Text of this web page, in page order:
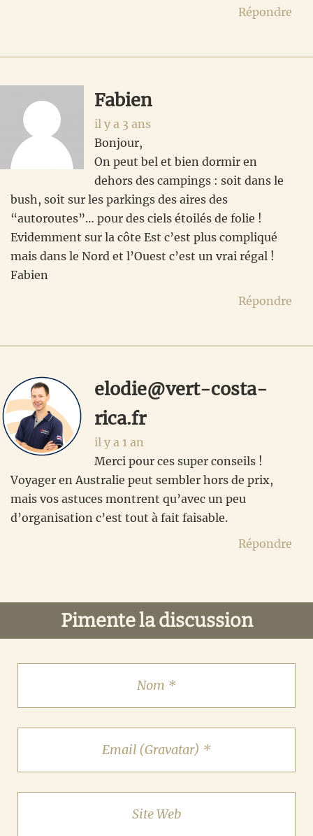
Répondre
Fabien
il y a 3 ans
Bonjour,
On peut bel et bien dormir en
dehors des campings : soit dans le
bush, soit sur les parkings des aires des
“autoroutes”… pour des ciels étoilés de folie !
Evidemment sur la côte Est c’est plus compliqué
mais dans le Nord et l’Ouest c’est un vrai régal !
Fabien
Répondre
elodie@vert-costa-
rica.fr
il y a 1 an
Merci pour ces super conseils !
Voyager en Australie peut sembler hors de prix,
mais vos astuces montrent qu’avec un peu
d’organisation c’est tout à fait faisable.
Répondre
Pimente la discussion